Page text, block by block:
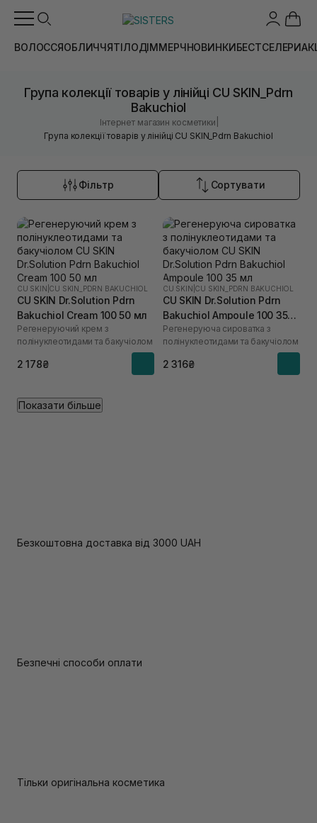
ВОЛОССЯОБЛИЧЧЯТІЛОДІММЕРЧНОВИНКИБЕСТСЕЛЕРИ
Група колекції товарів у лінійці CU SKIN_Pdrn
Bakuchiol
Інтернет магазин косметики
Група колекції товарів у лінійці CU SKIN_Pdrn Bakuchiol
Фільтр Сортувати
CU SKIN CU SKIN_PDRN BAKUCHIOL
CU SKIN Dr.Solution Pdrn
Bakuchiol Cream 100 50 мл
Регенеруючий крем з
полінуклеотидами та бакучіолом
2 178₴
CU SKIN CU SKIN_PDRN BAKUCHIOL
CU SKIN Dr.Solution Pdrn
Bakuchiol Ampoule 100 35
мл
Регенеруюча сироватка з
полінуклеотидами та бакучіолом
2 316₴
Показати більше
Безкоштовна доставка від 3000 UAH
Безпечні способи оплати
Тільки оригінальна косметика